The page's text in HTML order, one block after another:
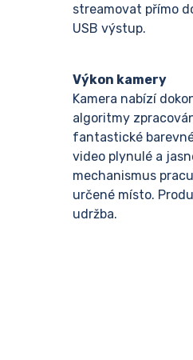
streamovat přímo
USB výstup.
Výkon kamery
Kamera nabízí
algoritmy
fantastické
video plynulé a
mechanismus
určené místo.
udržba.